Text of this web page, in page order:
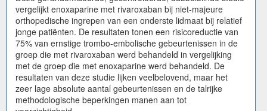
vergelijkt enoxaparine met rivaroxaban bij niet-majeure
orthopedische ingrepen van een onderste lidmaat bij relatief
jonge patiënten. De resultaten tonen een risicoreductie van
75% van ernstige trombo-embolische gebeurtenissen in de
groep die met rivaroxaban werd behandeld in vergelijking
met de groep die met enoxaparine werd behandeld. De
resultaten van deze studie lijken veelbelovend, maar het
zeer lage absolute aantal gebeurtenissen en de talrijke
methodologische beperkingen manen aan tot